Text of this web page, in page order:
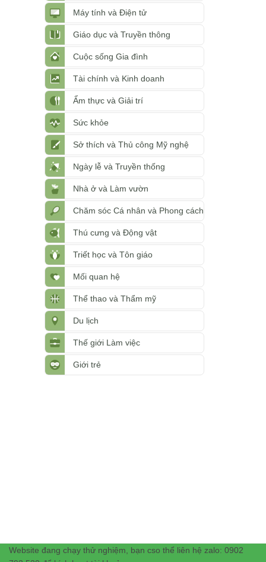
Máy tính và Điện tử
Giáo dục và Truyền thông
Cuộc sống Gia đình
Tài chính và Kinh doanh
Ẩm thực và Giải trí
Sức khỏe
Sở thích và Thủ công Mỹ nghệ
Ngày lễ và Truyền thống
Nhà ở và Làm vườn
Chăm sóc Cá nhân và Phong cách
Thú cưng và Động vật
Triết học và Tôn giáo
Mối quan hệ
Thể thao và Thẩm mỹ
Du lịch
Thế giới Làm việc
Giới trẻ
Website đang chạy thử nghiệm, bạn cso thể liên hệ zalo: 0902